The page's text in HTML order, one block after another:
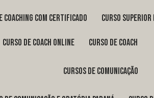
coaching com certificado curso superior
curso de coach online curso de coach
cursos de comunicação